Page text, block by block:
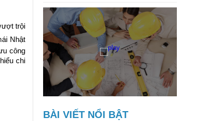
BÀI VIẾT NỔI BẬT
trội
Nhật
công
chi